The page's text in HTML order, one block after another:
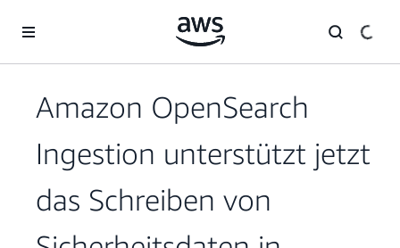
Überspringen zum Hauptinhalt
Amazon OpenSearch
Ingestion unterstützt jetzt
das Schreiben von